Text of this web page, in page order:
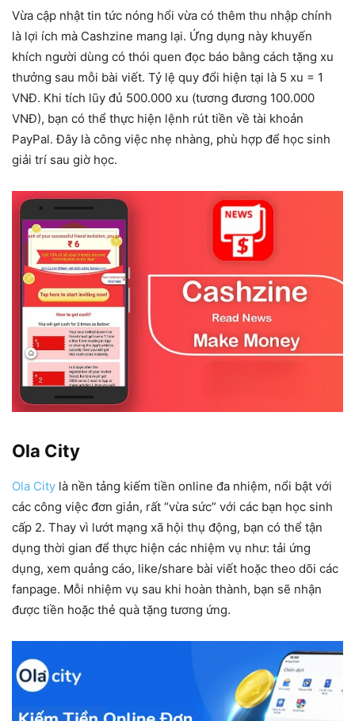
Vừa cập nhật tin tức nóng hổi vừa có thêm thu nhập chính
là lợi ích mà Cashzine mang lại. Ứng dụng này khuyến
khích người dùng có thói quen đọc báo bằng cách tặng xu
thưởng sau mỗi bài viết. Tỷ lệ quy đổi hiện tại là 5 xu = 1
VNĐ. Khi tích lũy đủ 500.000 xu (tương đương 100.000
VNĐ), bạn có thể thực hiện lệnh rút tiền về tài khoản
PayPal. Đây là công việc nhẹ nhàng, phù hợp để học sinh
giải trí sau giờ học.
Ola City
Ola City là nền tảng kiếm tiền online đa nhiệm, nổi bật với
các công việc đơn giản, rất “vừa sức” với các bạn học sinh
cấp 2. Thay vì lướt mạng xã hội thụ động, bạn có thể tận
dụng thời gian để thực hiện các nhiệm vụ như: tải ứng
dụng, xem quảng cáo, like/share bài viết hoặc theo dõi các
fanpage. Mỗi nhiệm vụ sau khi hoàn thành, bạn sẽ nhận
được tiền hoặc thẻ quà tặng tương ứng.